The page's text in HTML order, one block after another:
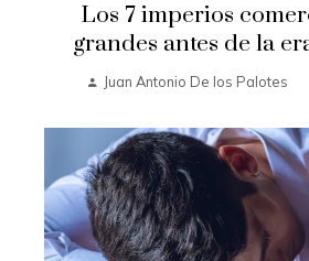
Los 7 imperios
grandes antes de la
Juan Antonio De los Palotes